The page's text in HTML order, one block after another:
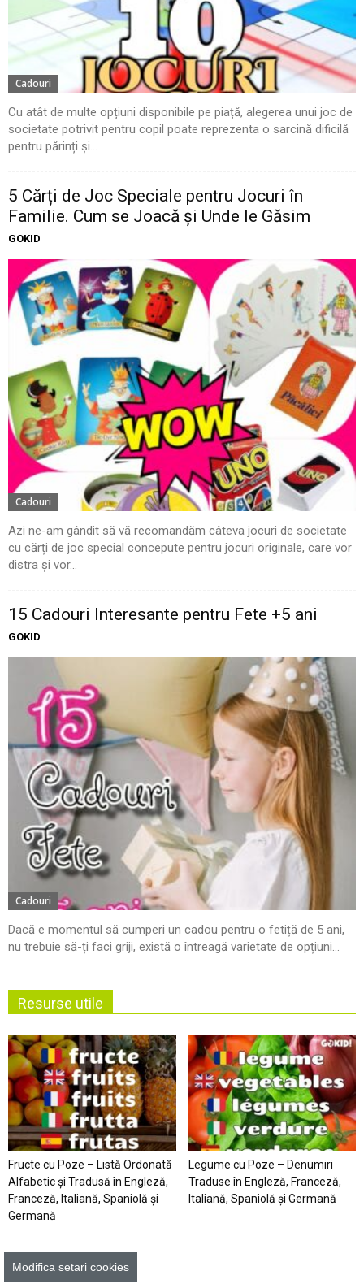
Cadouri
Cu atât de multe opțiuni disponibile pe piață, alegerea unui joc de
societate potrivit pentru copil poate reprezenta o sarcină dificilă
pentru părinți și...
5 Cărți de Joc Speciale pentru Jocuri în
Familie. Cum se Joacă și Unde le Găsim
GOKID
Cadouri
Azi ne-am gândit să vă recomandăm câteva jocuri de societate
cu cărți de joc special concepute pentru jocuri originale, care vor
distra și vor...
15 Cadouri Interesante pentru Fete +5 ani
GOKID
Cadouri
Dacă e momentul să cumperi un cadou pentru o fetiță de 5 ani,
nu trebuie să-ți faci griji, există o întreagă varietate de opțiuni...
Resurse utile
Fructe cu Poze – Listă Ordonată
Alfabetic şi Tradusă în Engleză,
Franceză, Italiană, Spaniolă şi
Germană
Legume cu Poze – Denumiri
Traduse în Engleză, Franceză,
Italiană, Spaniolă şi Germană
Modifica setari cookies